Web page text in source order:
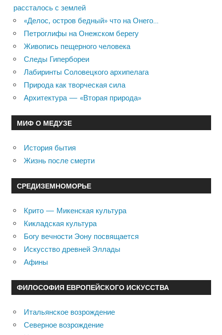
рассталось с землей
«Делос, остров бедный» что на Онего…
Петроглифы на Онежском берегу
Живопись пещерного человека
Следы Гипербореи
Лабиринты Соловецкого архипелага
Природа как творческая сила
Архитектура — «Вторая природа»
МИФ О МЕДУЗЕ
История бытия
Жизнь после смерти
СРЕДИЗЕМНОМОРЬЕ
Крито — Микенская культура
Кикладская культура
Богу вечности Эону посвящается
Искусство древней Эллады
Афины
ФИЛОСОФИЯ ЕВРОПЕЙСКОГО ИСКУССТВА
Итальянское возрождение
Северное возрождение